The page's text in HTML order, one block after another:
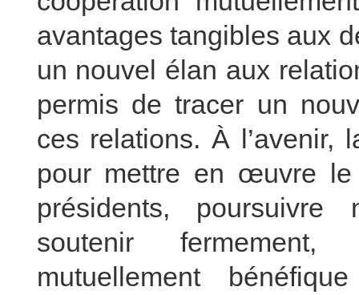
avantages tangibles aux
un nouvel élan aux
permis de tracer un
ces relations. À l’avenir,
pour mettre en œuvre
présidents,
soutenir fermement,
mutuellement